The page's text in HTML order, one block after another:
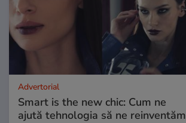
Advertorial
Smart is the new chic: Cum ne
ajută tehnologia să ne reinventăm